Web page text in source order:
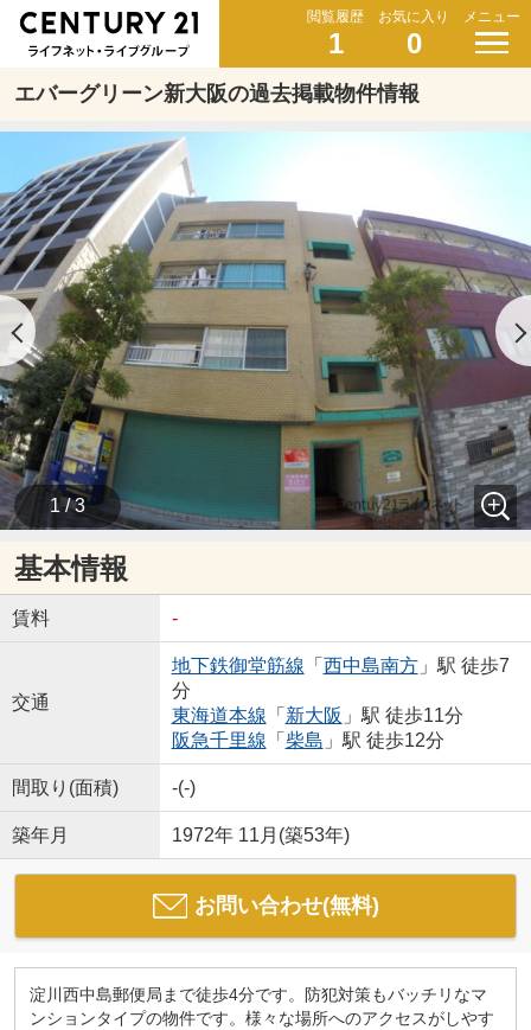
閲覧履歴
1
お気に入り
0
メニュー
エバーグリーン新大阪の過去掲載物件情報
1 / 3
基本情報
賃料 -
交通
地下鉄御堂筋線 「 西中島南方」駅 徒歩7
分
東海道本線 「 新大阪 」駅 徒歩11分
阪急千里線 「 柴島 」駅 徒歩12分
間取り(面積) -(-)
築年月 1972年 11月(築53年)
お問い合わせ(無料)
淀川西中島郵便局まで徒歩4分です。防犯対策もバッチリなマ
ンションタイプの物件です。様々な場所へのアクセスがしやす